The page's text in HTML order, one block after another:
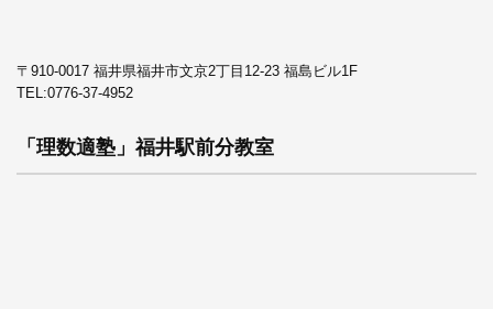
〒910-0017 福井県福井市文京2丁目12-23 福島ビル1F
TEL:0776-37-4952
「理数適塾」福井駅前分教室